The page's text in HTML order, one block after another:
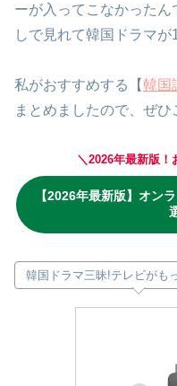
ーが入ってこなかった
しで見れて韓国ドラマが
私がおすすめする【韓国
まとめましたので、ぜひ
＼2026年最新版！
【2026年最新版】オン
韓国ドラマ三昧!テレビがも